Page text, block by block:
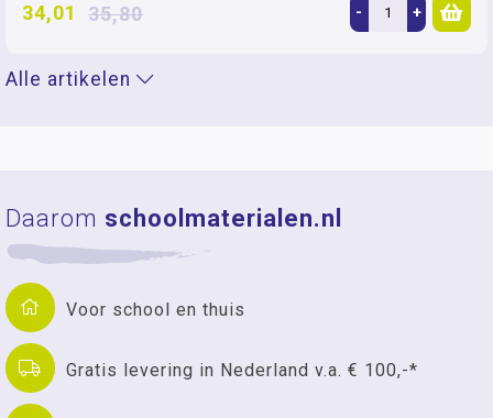
34,01 35,80 - +
Alle artikelen
Daarom schoolmaterialen.nl
Voor school en thuis
Gratis levering in Nederland v.a. € 100,-*